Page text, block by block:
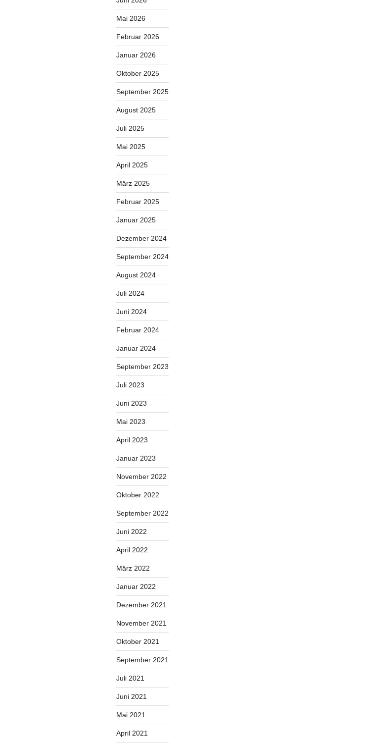
Mai 2026
Februar 2026
Januar 2026
Oktober 2025
September 2025
August 2025
Juli 2025
Mai 2025
April 2025
März 2025
Februar 2025
Januar 2025
Dezember 2024
September 2024
August 2024
Juli 2024
Juni 2024
Februar 2024
Januar 2024
September 2023
Juli 2023
Juni 2023
Mai 2023
April 2023
Januar 2023
November 2022
Oktober 2022
September 2022
Juni 2022
April 2022
März 2022
Januar 2022
Dezember 2021
November 2021
Oktober 2021
September 2021
Juli 2021
Juni 2021
Mai 2021
April 2021